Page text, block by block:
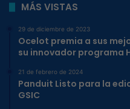
MÁS VISTAS
29 de diciembre de 2023
Ocelot premia a sus
su innovador programa
21 de febrero de 2024
Panduit Listo para la
GSIC